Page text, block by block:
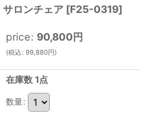
サロンチェア [F25-0319]
price: 90,800円
(税込 : 99,880円)
在庫数 1点
数量: